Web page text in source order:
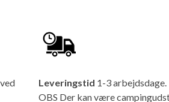
Leveringstid 1-3 arbejdsdage.
OBS Der kan være